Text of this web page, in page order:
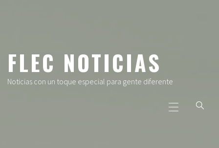
FLEC NOTICIAS
Noticias con un toque especial para gente diferente
principal